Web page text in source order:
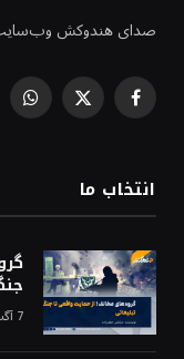
صدای هندوکش
Facebook
X
انتخاب ما
7 آگست 2026